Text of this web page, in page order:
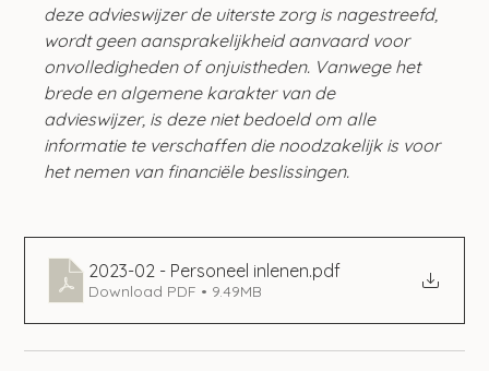
deze advieswijzer de uiterste zorg is nagestreefd,
wordt geen aansprakelijkheid aanvaard voor
onvolledigheden of onjuistheden. Vanwege het
brede en algemene karakter van de
advieswijzer, is deze niet bedoeld om alle
informatie te verschaffen die noodzakelijk is voor
het nemen van financiële beslissingen.
2023-02 - Personeel inlenen.pdf
Download PDF • 9.49MB